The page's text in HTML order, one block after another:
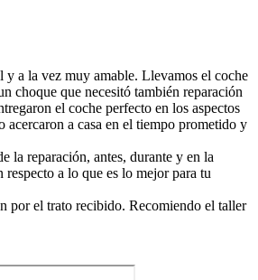
y a la vez muy amable. Llevamos el coche
choque que necesitó también reparación
el coche perfecto en los aspectos
acercaron a casa en el tiempo prometido y
la reparación, antes, durante y en la
respecto a lo que es lo mejor para tu
por el trato recibido. Recomiendo el taller